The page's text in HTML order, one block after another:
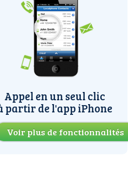
Appel en un seul clic
partir de l'app iPhone
Voir plus de fonctionnalités